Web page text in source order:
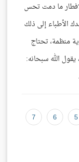
ما دمت تحس
الأطباء إلى ذلك
منظمة، تحتاج
يقول الله سبحانه:
5
6
7